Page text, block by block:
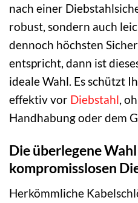
nach einer
robust, sondern auch
dennoch höchsten
entspricht, dann ist
ideale Wahl. Es schützt
effektiv vor Diebstahl ,
Handhabung oder dem
Die überlegene
kompromisslosen
Herkömmliche